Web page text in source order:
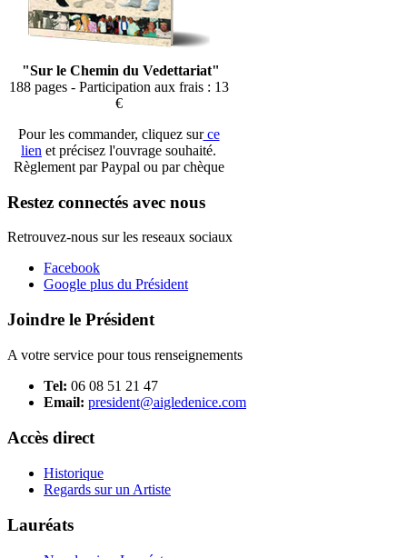
"Sur le Chemin du Vedettariat"
188 pages - Participation aux frais : 13
€
Pour les commander, cliquez surce
lien et précisez l'ouvrage souhaité.
Règlement par Paypal ou par chèque
Restez connectés avec nous
Retrouvez-nous sur les reseaux sociaux
Facebook
Google plus du Président
Joindre le Président
A votre service pour tous renseignements
Tel: 06 08 51 21 47
Email: president@aigledenice.com
Accès direct
Historique
Regards sur un Artiste
Lauréats